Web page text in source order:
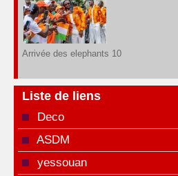
Arrivée des elephants 10
Liste de liens
Deco
ASDM
yessouan